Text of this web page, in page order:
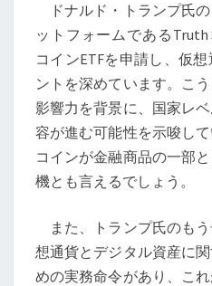
し
来
ドナルド・トランプ氏
ットフォームであるTruth
コインETFを申請し、仮
ントを深めています。こ
影響力を背景に、国家レ
容が進む可能性を示唆し
コインが金融商品の一部
機とも言えるでしょう。
また、トランプ氏のも
想通貨とデジタル資産に
めの実務命令があり、こ